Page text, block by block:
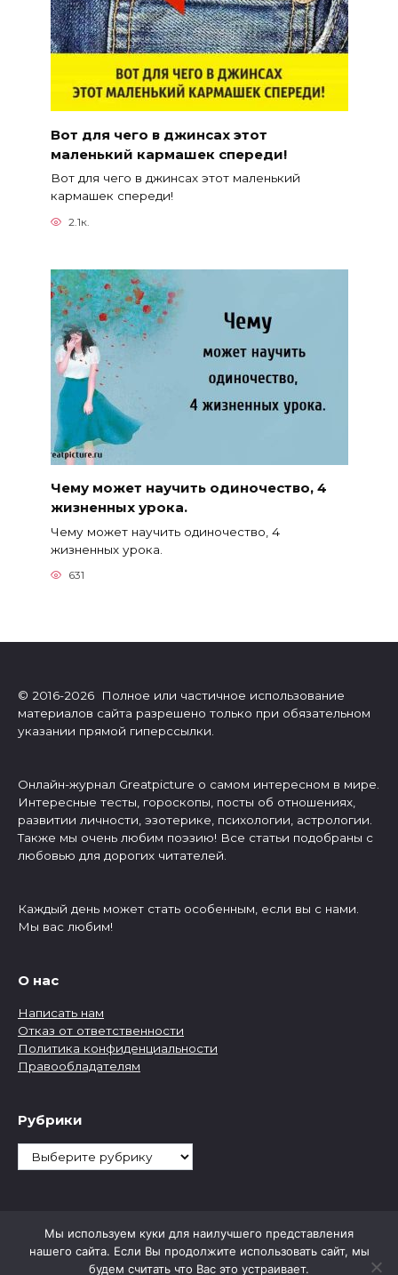
Вот для чего в джинсах этот
маленький кармашек спереди!
Вот для чего в джинсах этот маленький
кармашек спереди!
2.1к.
Чему может научить одиночество, 4
жизненных урока.
Чему может научить одиночество, 4
жизненных урока.
631
© 2016-2026 Полное или частичное использование
материалов сайта разрешено только при обязательном
указании прямой гиперссылки.
Онлайн-журнал Greatpicture о самом интересном в мире.
Интересные тесты, гороскопы, посты об отношениях,
развитии личности, эзотерике, психологии, астрологии.
Также мы очень любим поэзию! Все статьи подобраны с
любовью для дорогих читателей.
Каждый день может стать особенным, если вы с нами.
Мы вас любим!
О нас
Написать нам
Отказ от ответственности
Политика конфиденциальности
Правообладателям
Рубрики
Рубрики
Мы используем куки для наилучшего представления
нашего сайта. Если Вы продолжите использовать сайт, мы
будем считать что Вас это устраивает.